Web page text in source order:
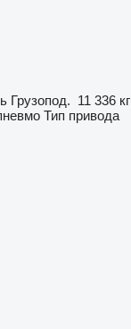
Грузопод. 11 336 кг
Тип привода